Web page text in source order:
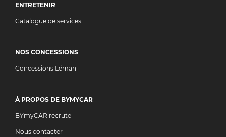
ENTRETENIR
Catalogue de services
NOS CONCESSIONS
Concessions Léman
À PROPOS DE BYMYCAR
BYmyCAR recrute
Nous contacter